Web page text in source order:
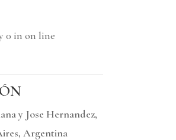
0 in on line
y Jose Hernandez,
Argentina